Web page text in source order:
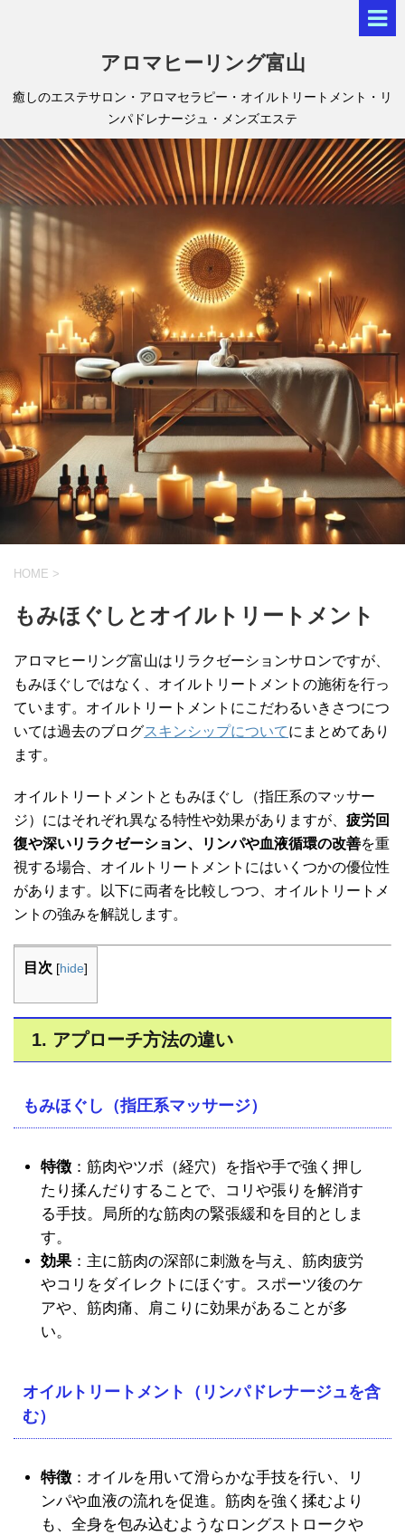
アロマヒーリング富山
癒しのエステサロン・アロマセラピー・オイルトリートメント・リ
ンパドレナージュ・メンズエステ
HOME >
もみほぐしとオイルトリートメント
アロマヒーリング富山はリラクゼーションサロンですが、
もみほぐしではなく、オイルトリートメントの施術を行っ
ています。オイルトリートメントにこだわるいきさつにつ
いては過去のブログスキンシップについてにまとめてあり
ます。
オイルトリートメントともみほぐし（指圧系のマッサー
ジ）にはそれぞれ異なる特性や効果がありますが、 疲労回
復や深いリラクゼーション、リンパや血液循環の改善を重
視する場合、オイルトリートメントにはいくつかの優位性
があります。以下に両者を比較しつつ、オイルトリートメ
ントの強みを解説します。
目次 [hide]
1. アプローチ方法の違い
もみほぐし（指圧系マッサージ）
特徴 ：筋肉やツボ（経穴）を指や手で強く押し
たり揉んだりすることで、コリや張りを解消す
る手技。局所的な筋肉の緊張緩和を目的としま
す。
効果：主に筋肉の深部に刺激を与え、筋肉疲労
やコリをダイレクトにほぐす。スポーツ後のケ
アや、筋肉痛、肩こりに効果があることが多
い。
オイルトリートメント（リンパドレナージュを含
む）
特徴 ：オイルを用いて滑らかな手技を行い、リ
ンパや血液の流れを促進。筋肉を強く揉むより
も、全身を包み込むようなロングストロークや